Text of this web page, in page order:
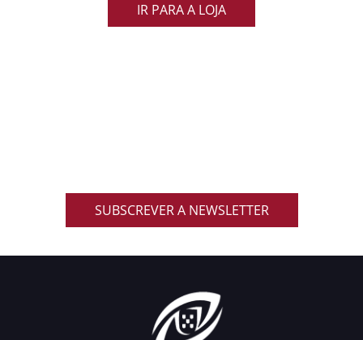
IR PARA A LOJA
SUBSCREVER A NEWSLETTER